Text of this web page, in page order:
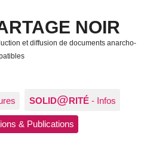
NOIR
et diffusion de documents anarcho-
SOLID@RITÉ - Infos
& Publications